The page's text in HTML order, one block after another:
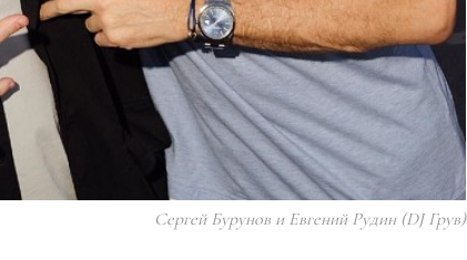
Сергей Бурунов и Евгений Рудин (DJ Грув)